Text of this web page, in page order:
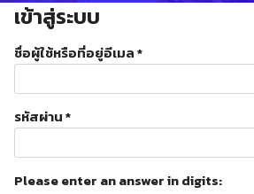
เรา
ะเงิน
ง
รา
เข้าสู่ระบบ
ชื่อผู้ใช้หรือที่อยู่อีเมล*ต้องการ
รหัสผ่าน*ต้องการ
Please enter an answer in digits: